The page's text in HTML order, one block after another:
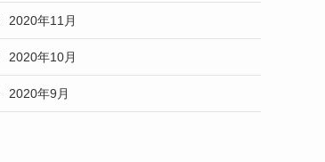
2020年11月
2020年10月
2020年9月